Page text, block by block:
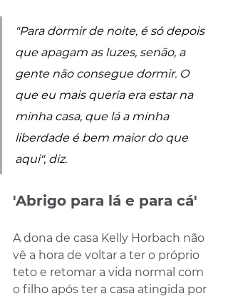
"Para dormir de noite, é só depois
que apagam as luzes, senão, a
gente não consegue dormir. O
que eu mais queria era estar na
minha casa, que lá a minha
liberdade é bem maior do que
aqui", diz.
'Abrigo para lá e para cá'
A dona de casa Kelly Horbach não
vê a hora de voltar a ter o próprio
teto e retomar a vida normal com
o filho após ter a casa atingida por